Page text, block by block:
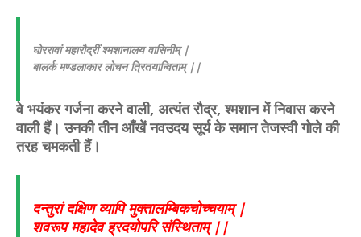
घोररावां महारौद्रीं श्मशानालय वासिनीम् |
बालर्क मण्डलाकार लोचन त्रितयान्विताम् ||
वे भयंकर गर्जना करने वाली, अत्यंत रौद्र, श्मशान में निवास करने
वाली हैं। उनकी तीन आँखें नवउदय सूर्य के समान तेजस्वी गोले की
तरह चमकती हैं।
दन्तुरां दक्षिण व्यापि मुक्तालम्बिकचोच्चयाम् |
शवरूप महादेव ह्रदयोपरि संस्थिताम् ||